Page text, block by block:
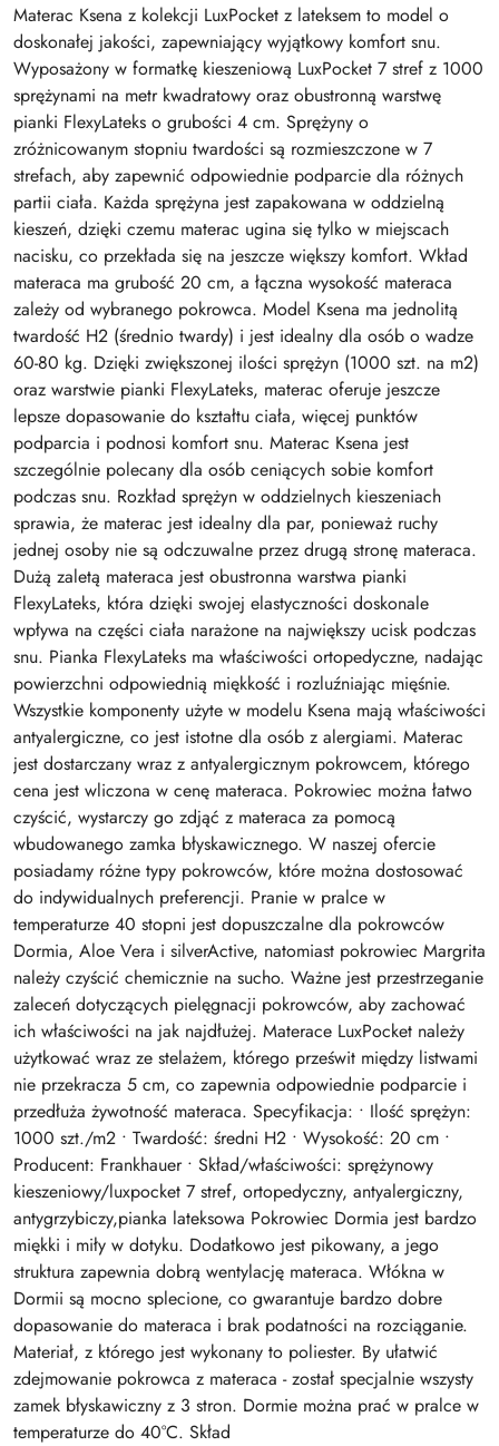
Materac Ksena z kolekcji LuxPocket z lateksem to model o
doskonałej jakości, zapewniający wyjątkowy komfort snu.
Wyposażony w formatkę kieszeniową LuxPocket 7 stref z 1000
sprężynami na metr kwadratowy oraz obustronną warstwę
pianki FlexyLateks o grubości 4 cm. Sprężyny o
zróżnicowanym stopniu twardości są rozmieszczone w 7
strefach, aby zapewnić odpowiednie podparcie dla różnych
partii ciała. Każda sprężyna jest zapakowana w oddzielną
kieszeń, dzięki czemu materac ugina się tylko w miejscach
nacisku, co przekłada się na jeszcze większy komfort. Wkład
materaca ma grubość 20 cm, a łączna wysokość materaca
zależy od wybranego pokrowca. Model Ksena ma jednolitą
twardość H2 (średnio twardy) i jest idealny dla osób o wadze
60-80 kg. Dzięki zwiększonej ilości sprężyn (1000 szt. na m2)
oraz warstwie pianki FlexyLateks, materac oferuje jeszcze
lepsze dopasowanie do kształtu ciała, więcej punktów
podparcia i podnosi komfort snu. Materac Ksena jest
szczególnie polecany dla osób ceniących sobie komfort
podczas snu. Rozkład sprężyn w oddzielnych kieszeniach
sprawia, że materac jest idealny dla par, ponieważ ruchy
jednej osoby nie są odczuwalne przez drugą stronę materaca.
Dużą zaletą materaca jest obustronna warstwa pianki
FlexyLateks, która dzięki swojej elastyczności doskonale
wpływa na części ciała narażone na największy ucisk podczas
snu. Pianka FlexyLateks ma właściwości ortopedyczne, nadając
powierzchni odpowiednią miękkość i rozluźniając mięśnie.
Wszystkie komponenty użyte w modelu Ksena mają właściwości
antyalergiczne, co jest istotne dla osób z alergiami. Materac
jest dostarczany wraz z antyalergicznym pokrowcem, którego
cena jest wliczona w cenę materaca. Pokrowiec można łatwo
czyścić, wystarczy go zdjąć z materaca za pomocą
wbudowanego zamka błyskawicznego. W naszej ofercie
posiadamy różne typy pokrowców, które można dostosować
do indywidualnych preferencji. Pranie w pralce w
temperaturze 40 stopni jest dopuszczalne dla pokrowców
Dormia, Aloe Vera i silverActive, natomiast pokrowiec Margrita
należy czyścić chemicznie na sucho. Ważne jest przestrzeganie
zaleceń dotyczących pielęgnacji pokrowców, aby zachować
ich właściwości na jak najdłużej. Materace LuxPocket należy
użytkować wraz ze stelażem, którego prześwit między listwami
nie przekracza 5 cm, co zapewnia odpowiednie podparcie i
przedłuża żywotność materaca. Specyfikacja: • Ilość sprężyn:
1000 szt./m2 • Twardość: średni H2 • Wysokość: 20 cm •
Producent: Frankhauer • Skład/właściwości: sprężynowy
kieszeniowy/luxpocket 7 stref, ortopedyczny, antyalergiczny,
antygrzybiczy,pianka lateksowa Pokrowiec Dormia jest bardzo
miękki i miły w dotyku. Dodatkowo jest pikowany, a jego
struktura zapewnia dobrą wentylację materaca. Włókna w
Dormii są mocno splecione, co gwarantuje bardzo dobre
dopasowanie do materaca i brak podatności na rozciąganie.
Materiał, z którego jest wykonany to poliester. By ułatwić
zdejmowanie pokrowca z materaca - został specjalnie wszysty
zamek błyskawiczny z 3 stron. Dormie można prać w pralce w
temperaturze do 40°C. Skład